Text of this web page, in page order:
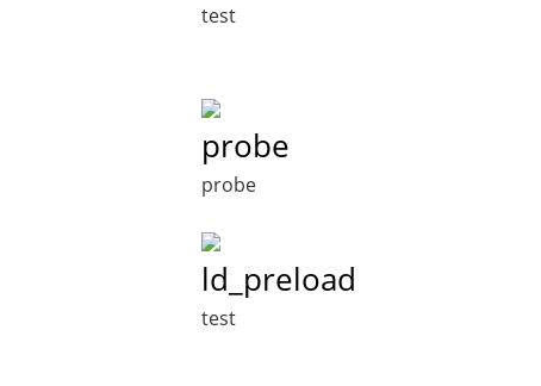
test
probe
probe
ld_preload
test